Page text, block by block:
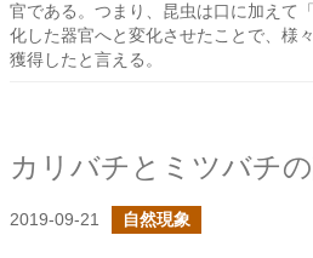
官である。つまり、昆虫は口に加えて
化した器官へと変化させたことで、様
獲得したと言える。
カリバチとミツバチ
2019-09-21 自然現象